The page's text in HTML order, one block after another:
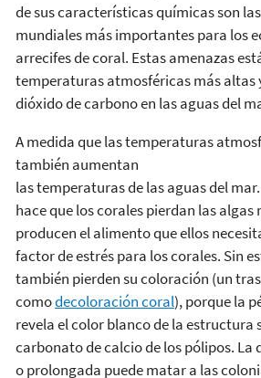
de sus características químicas son
mundiales más importantes para los
arrecifes de coral. Estas amenazas
temperaturas atmosféricas más altas
dióxido de carbono en las aguas del
A medida que las temperaturas
también aumentan
las temperaturas de las aguas del
hace que los corales pierdan las
producen el alimento que ellos
factor de estrés para los corales. Sin
también pierden su coloración (un
comodecoloración coral), porque la
revela el color blanco de la estructura
carbonato de calcio de los pólipos. La
o prolongada puede matar a las